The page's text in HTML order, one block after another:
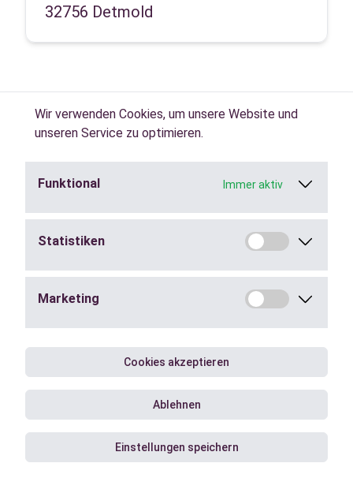
Wir verwenden Cookies, um unsere Website und
unseren Service zu optimieren.
Funktional Immer aktiv
Statistiken
Marketing
Cookies akzeptieren
Ablehnen
Einstellungen speichern
32756 Detmold
Jobs in der
Zeitarbeit
finden.
Städte
Berufe
Blog